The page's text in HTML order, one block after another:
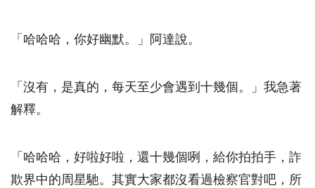
「哈哈哈，你好幽默。」阿達說。
「沒有，是真的，每天至少會遇到十幾個。」我急著
解釋。
「哈哈哈，好啦好啦，還十幾個咧，給你拍拍手，詐
欺界中的周星馳。其實大家都沒看過檢察官對吧，所